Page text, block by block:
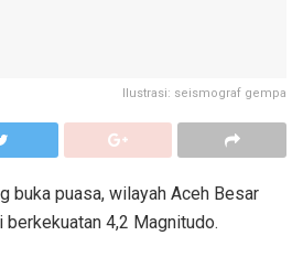
Ilustrasi: seismograf gempa
buka puasa, wilayah Aceh Besar
4,2 Magnitudo.